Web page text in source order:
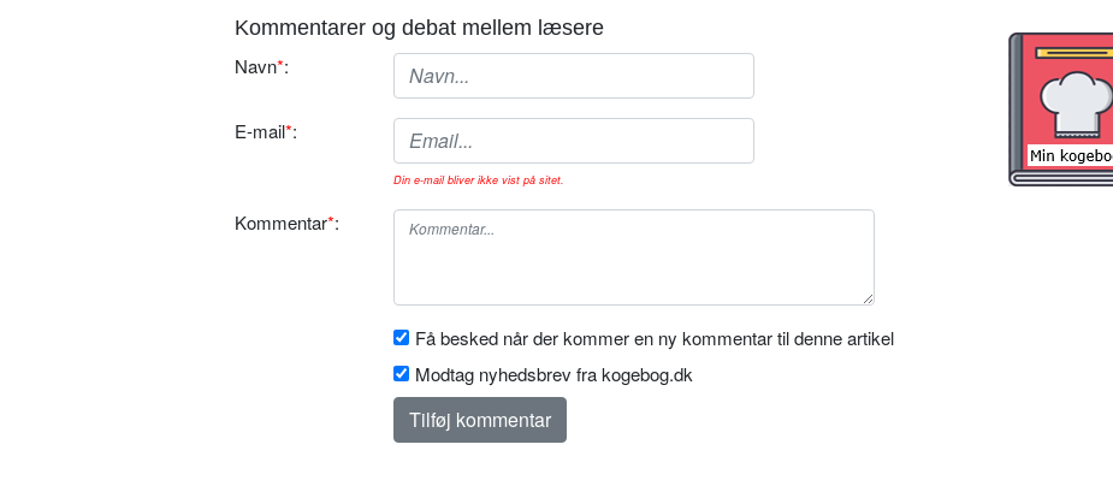
Kommentarer og debat mellem læsere
Navn*:
E-mail*:
Din e-mail bliver ikke vist på sitet.
Kommentar*:
Få besked når der kommer en ny kommentar til denne artikel
Modtag nyhedsbrev fra kogebog.dk